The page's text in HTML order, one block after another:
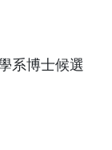
系博士候選